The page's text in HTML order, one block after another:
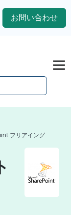
お問い合わせ
フリアイング